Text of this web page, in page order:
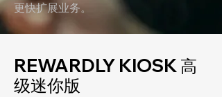
更快扩展业务。
REWARDLY KIOSK 高
级迷你版